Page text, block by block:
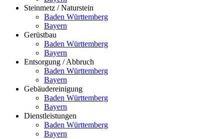
Steinmetz / Naturstein
Baden Württemberg
Bayern
Gerüstbau
Baden Württemberg
Bayern
Entsorgung / Abbruch
Baden Württemberg
Bayern
Gebäudereinigung
Baden Württemberg
Bayern
Dienstleistungen
Baden Württemberg
Bayern